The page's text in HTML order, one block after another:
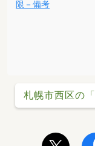
限－備考
札幌市西区の「